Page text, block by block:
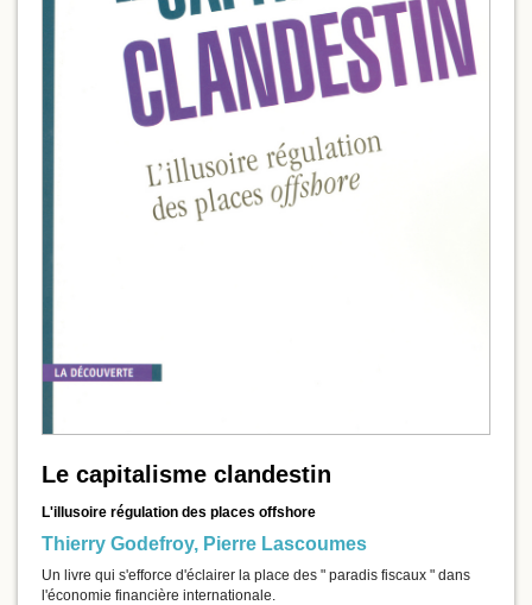
Le capitalisme clandestin
L'illusoire régulation des places offshore
Thierry Godefroy, Pierre Lascoumes
Un livre qui s'efforce d'éclairer la place des " paradis fiscaux " dans
l'économie financière internationale.